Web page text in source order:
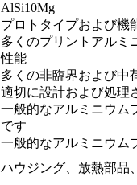
AlSi10Mg
プロトタイプおよび機
多くのプリントアルミ
性能
多くの非臨界および中
適切に設計および処理
一般的なアルミニウム
です
一般的なアルミニウム
ハウジング、放熱部品